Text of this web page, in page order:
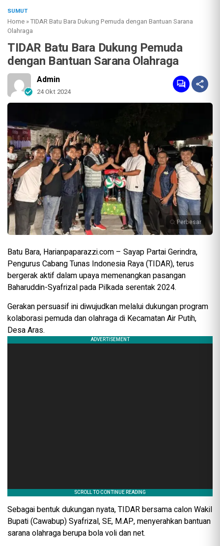
SUMUT
Home »TIDAR Batu Bara Dukung Pemuda dengan Bantuan Sarana
Olahraga
TIDAR Batu Bara Dukung Pemuda
dengan Bantuan Sarana Olahraga
Admin
24 Okt 2024
Perbesar
Batu Bara, Harianpaparazzi.com – Sayap Partai Gerindra,
Pengurus Cabang Tunas Indonesia Raya (TIDAR), terus
bergerak aktif dalam upaya memenangkan pasangan
Baharuddin-Syafrizal pada Pilkada serentak 2024.
Gerakan persuasif ini diwujudkan melalui dukungan program
kolaborasi pemuda dan olahraga di Kecamatan Air Putih,
Desa Aras.
Sebagai bentuk dukungan nyata, TIDAR bersama calon Wakil
Bupati (Cawabup) Syafrizal, SE, M.AP, menyerahkan bantuan
sarana olahraga berupa bola voli dan net.